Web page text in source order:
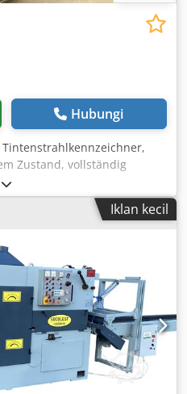
Hubungi
Tintenstrahlkennzeichner,
Zustand, vollständig
Aekyumkocysr
Iklan kecil